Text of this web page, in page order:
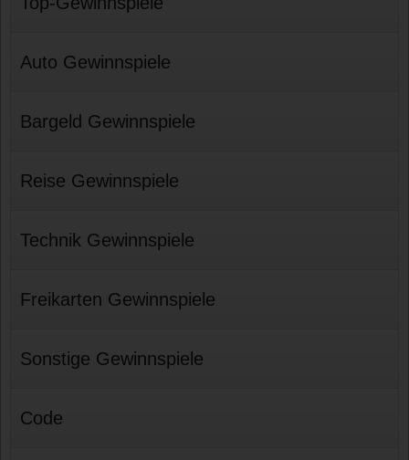
Auto Gewinnspiele
Bargeld Gewinnspiele
Reise Gewinnspiele
Technik Gewinnspiele
Freikarten Gewinnspiele
Sonstige Gewinnspiele
Code